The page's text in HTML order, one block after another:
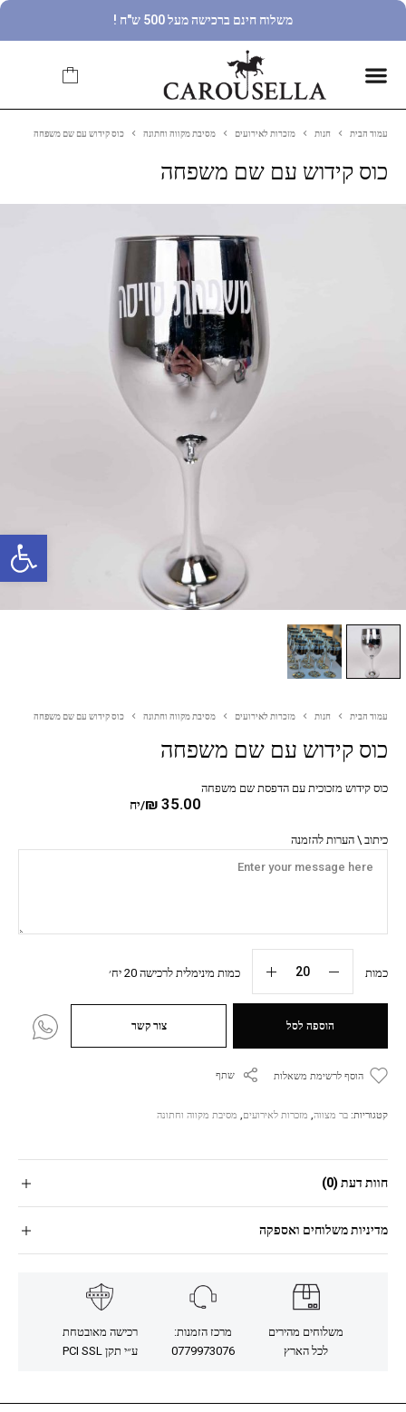
פתח סרגל נגישות
משלוח חינם ברכישה מעל 500 ש"ח !
עמוד הבית חנות מזכרות לאירועים מסיבת מקווה וחתונה כוס קידוש עם שם משפחה
כוס קידוש עם שם משפחה
עמוד הבית חנות מזכרות לאירועים מסיבת מקווה וחתונה כוס קידוש עם שם משפחה
כוס קידוש עם שם משפחה
₪ 35.00 /יח
כיתוב \ הערות להזמנה
כמות כמות מינימלית לרכישה 20 יח׳
הוספה לסל צור קשר
הוסף לרשימת משאלות שתף
קטגוריות: בר מצווה, מזכרות לאירועים, מסיבת מקווה וחתונה
כוס קידוש מזכוכית עם הדפסת שם משפחה
חוות דעת (0)
מדיניות משלוחים ואספקה
משלוחים מהירים
לכל הארץ
מרכז הזמנות:
0779973076
רכישה מאובטחת
ע״י תקן PCI SSL